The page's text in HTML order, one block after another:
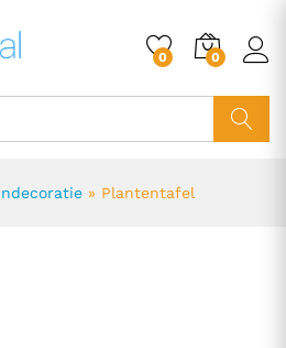
0 0
» Plantentafel